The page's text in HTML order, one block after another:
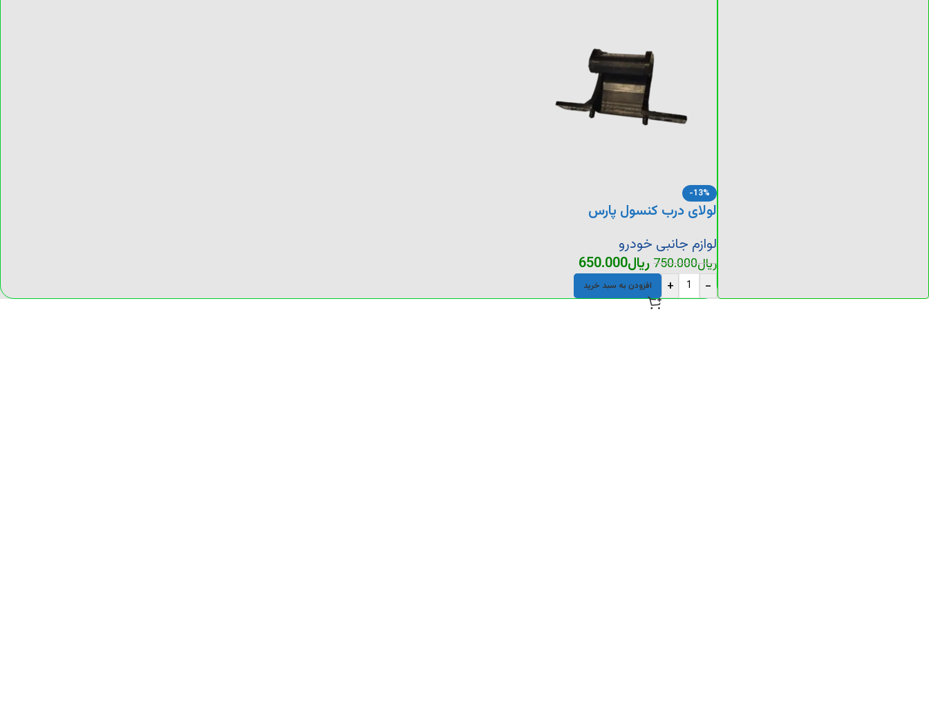
-13%
لولای درب کنسول پارس
لوازم جانبی خودرو
ریال750.000ریال650.000
-
+ افزودن به سبد خرید